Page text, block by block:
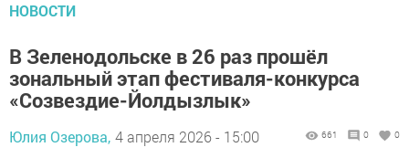
НОВОСТИ
В Зеленодольске в 26 раз прошёл
зональный этап фестиваля-конкурса
«Созвездие-Йолдызлык»
Юлия Озерова, 4 апреля 2026 - 15:00 661 0 0